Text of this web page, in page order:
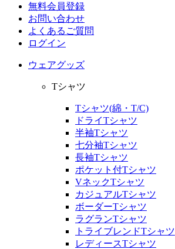
無料会員登録
お問い合わせ
よくあるご質問
ログイン
ウェアグッズ
Tシャツ
Tシャツ(綿・T/C)
ドライTシャツ
半袖Tシャツ
七分袖Tシャツ
長袖Tシャツ
ポケット付Tシャツ
VネックTシャツ
カジュアルTシャツ
ボーダーTシャツ
ラグランTシャツ
トライブレンドTシャツ
レディースTシャツ